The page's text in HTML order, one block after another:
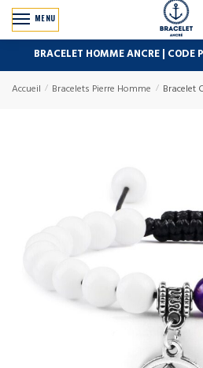
MENU
BRACELET HOMME ANCRE | CODE
Accueil / Bracelets Pierre Homme / Bracelet